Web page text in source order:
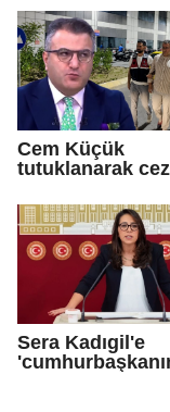
Cem Küçük
tutuklanarak
Sera Kadıgil'e